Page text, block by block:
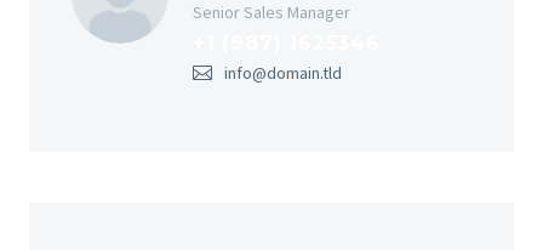
Senior Sales Manager
info@domain.tld